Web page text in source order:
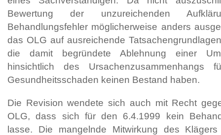
Bewertung der unzureichenden
Behandlungsfehler möglicherweise anders
das OLG auf ausreichende
die damit begründete Ablehnung einer
hinsichtlich des Ursachenzusammenhangs
Gesundheitsschaden keinen Bestand haben.
Die Revision wendete sich auch mit Recht
OLG, dass sich für den 6.4.1999 kein
lasse. Die mangelnde Mitwirkung des